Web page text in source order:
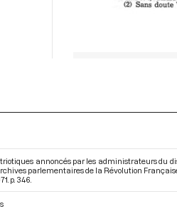
annoncés par les administrateurs du
parlementaires de la Révolution
p. 346.